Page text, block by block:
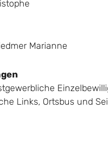
Marianne
Links, Ortsbus und